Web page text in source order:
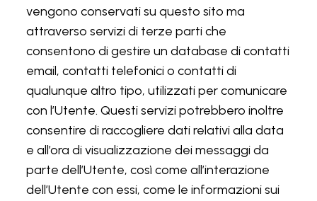
vengono conservati su questo sito ma
attraverso servizi di terze parti che
consentono di gestire un database di contatti
email, contatti telefonici o contatti di
qualunque altro tipo, utilizzati per comunicare
con l’Utente. Questi servizi potrebbero inoltre
consentire di raccogliere dati relativi alla data
e all’ora di visualizzazione dei messaggi da
parte dell’Utente, così come all’interazione
dell’Utente con essi, come le informazioni sui